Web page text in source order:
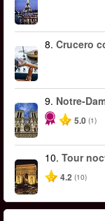
8. Crucero
9. Notre-
5.0 (1)
10. Tour
4.2 (10)